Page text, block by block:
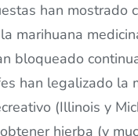
han mostrado
marihuana
bloqueado
han legalizado la
(Illinois y
hierba (y